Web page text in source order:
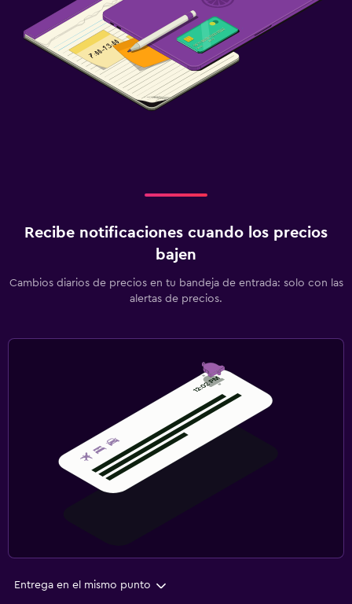
Recibe notificaciones cuando los precios
bajen
Cambios diarios de precios en tu bandeja de entrada: solo con las
alertas de precios.
Entrega en el mismo punto